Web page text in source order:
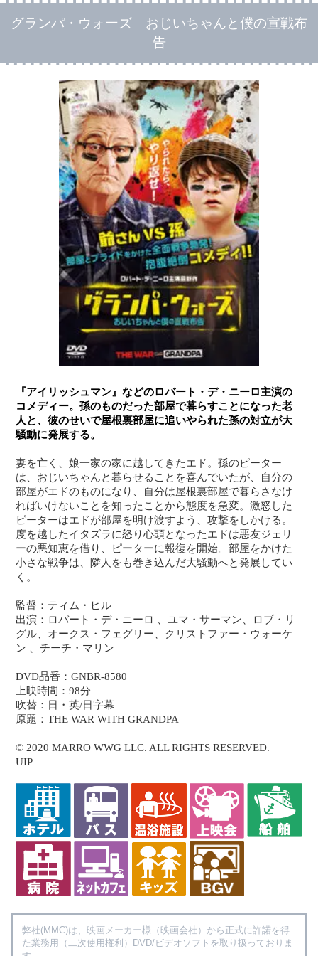
グランパ・ウォーズ おじいちゃんと僕の宣戦布
告
『アイリッシュマン』などのロバート・デ・ニーロ主演の
コメディー。孫のものだった部屋で暮らすことになった老
人と、彼のせいで屋根裏部屋に追いやられた孫の対立が大
騒動に発展する。
妻を亡く、娘一家の家に越してきたエド。孫のピーター
は、おじいちゃんと暮らせることを喜んでいたが、自分の
部屋がエドのものになり、自分は屋根裏部屋で暮らさなけ
ればいけないことを知ったことから態度を急変。激怒した
ピーターはエドが部屋を明け渡すよう、攻撃をしかける。
度を越したイタズラに怒り心頭となったエドは悪友ジェリ
ーの悪知恵を借り、ピーターに報復を開始。部屋をかけた
小さな戦争は、隣人をも巻き込んだ大騒動へと発展してい
く。
監督：ティム・ヒル
出演：ロバート・デ・ニーロ 、ユマ・サーマン、ロブ・リ
グル、オークス・フェグリー、クリストファー・ウォーケ
ン 、チーチ・マリン
DVD品番：GNBR-8580
上映時間：98分
吹替：日・英/日字幕
原題：THE WAR WITH GRANDPA
© 2020 MARRO WWG LLC. ALL RIGHTS RESERVED.
UIP
弊社(MMC)は、映画メーカー様（映画会社）から正式に許諾を得
た業務用（二次使用権利）DVD/ビデオソフトを取り扱っておりま